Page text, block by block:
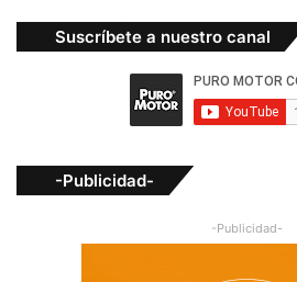
Suscríbete a nuestro canal
-Publicidad-
-Publicidad-